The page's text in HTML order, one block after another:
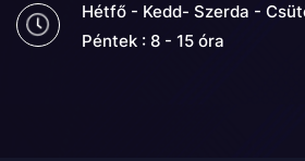
Hétfő - Kedd- Szerda -
Péntek : 8 - 15 óra